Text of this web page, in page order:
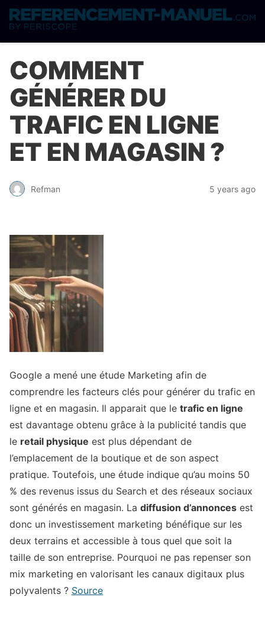
COMMENT
GÉNÉRER DU
TRAFIC EN LIGNE
ET EN MAGASIN ?
Refman 5 years ago
Google a mené une étude Marketing afin de
comprendre les facteurs clés pour générer du trafic en
ligne et en magasin. Il apparait que le trafic en ligne
est davantage obtenu grâce à la publicité tandis que
le retail physique est plus dépendant de
l’emplacement de la boutique et de son aspect
pratique. Toutefois, une étude indique qu’au moins 50
% des revenus issus du Search et des réseaux sociaux
sont générés en magasin. La diffusion d’annonces est
donc un investissement marketing bénéfique sur les
deux terrains et accessible à tous quel que soit la
taille de son entreprise. Pourquoi ne pas repenser son
mix marketing en valorisant les canaux digitaux plus
polyvalents ? Source